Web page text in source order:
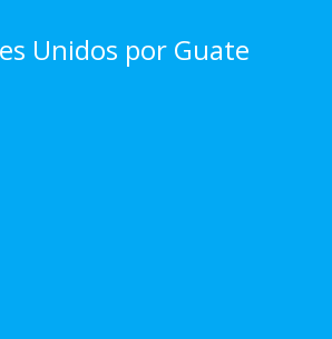
Unidos por Guate